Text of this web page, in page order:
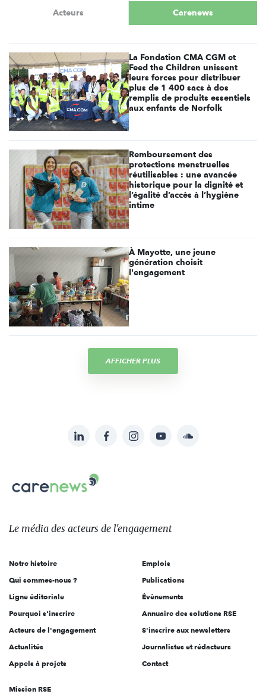
Acteurs Carenews
La Fondation CMA CGM et
Feed the Children unissent
leurs forces pour distribuer
plus de 1 400 sacs à dos
remplis de produits essentiels
aux enfants de Norfolk
Remboursement des
protections menstruelles
réutilisables : une avancée
historique pour la dignité et
l’égalité d’accès à l’hygiène
intime
À Mayotte, une jeune
génération choisit
l'engagement
AFFICHER PLUS
sur:
LinkedInFacebookInstagramYouTubeSoundcloud
Carenews,
Le
des
l'engagement
Le média des acteurs de l'engagement
Notre histoire
Qui sommes-nous ?
Ligne éditoriale
Pourquoi s'inscrire
Acteurs de l'engagement
Actualités
Appels à projets
Emplois
Publications
Évènements
Annuaire des solutions RSE
S'inscrire aux newsletters
Journalistes et rédacteurs
Contact
Mission RSE